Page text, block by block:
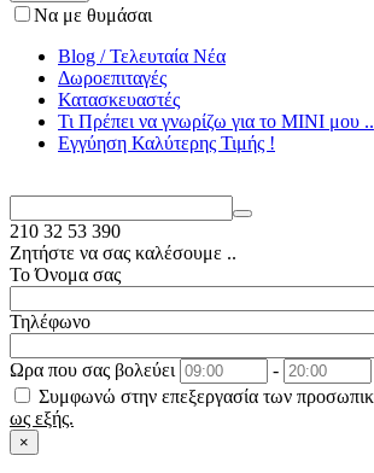
Να με θυμάσαι
Blog / Τελευταία Νέα
Δωροεπιταγές
Κατασκευαστές
Τι Πρέπει να γνωρίζω για το MΙΝΙ μου ..
Εγγύηση Καλύτερης Τιμής !
210 32 53 390
Ζητήστε να σας καλέσουμε ..
Το Όνομα σας
Τηλέφωνο
Ωρα που σας βολεύει
-
Συμφωνώ στην επεξεργασία των
ως εξής.
×